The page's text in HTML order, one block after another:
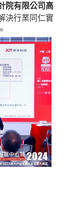
院有限公司高
決行業同仁實